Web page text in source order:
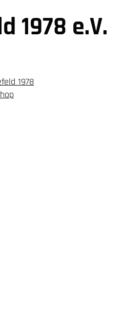
1978 e.V.